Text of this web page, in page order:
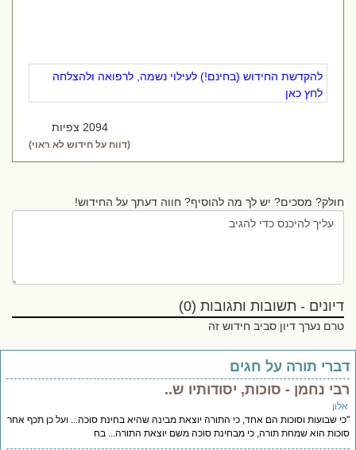
להקדשת החידוש (בחינם!) לעילוי נשמה, לרפואה ולהצלחה
לחץ כאן
2094 צפיות
(דווח על חידוש לא ראוי)
חולק? מסכים? יש לך מה להוסיף? חווה דעתך על החידוש!
דיונים - תשובות ותגובות (0)
טרם נערך דיון סביב חידוש זה
תורה על חגים
נחמן - סוכות, יסודותיו ש..
שבועות וסוכות הם אחד, כי התורה יוצאת מבינה שהיא בחינת סוכה... ועל כן תכף אחר
הוא שמחת תורה, כי מבחינת סוכה משם יוצאת התורה... בח